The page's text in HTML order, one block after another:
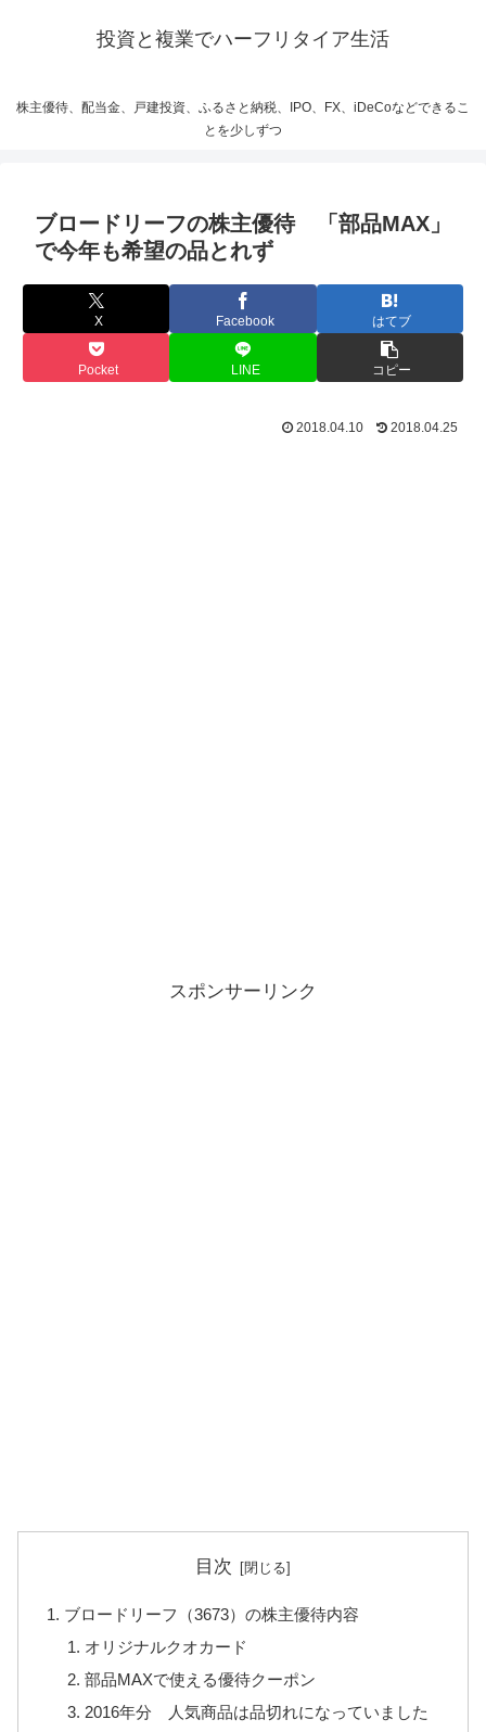
投資と複業でハーフリタイア生活
株主優待、配当金、戸建投資、ふるさと納税、IPO、FX、iDeCoなどできるこ
とを少しずつ
ブロードリーフの株主優待 「部品MAX」
で今年も希望の品とれず
X Facebook はてブ
Pocket LINE コピー
2018.04.10 2018.04.25
スポンサーリンク
目次
ブロードリーフ（3673）の株主優待内容
オリジナルクオカード
部品MAXで使える優待クーポン
2016年分 人気商品は品切れになっていました